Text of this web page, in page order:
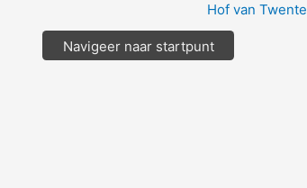
Hof van Twente
Navigeer naar startpunt